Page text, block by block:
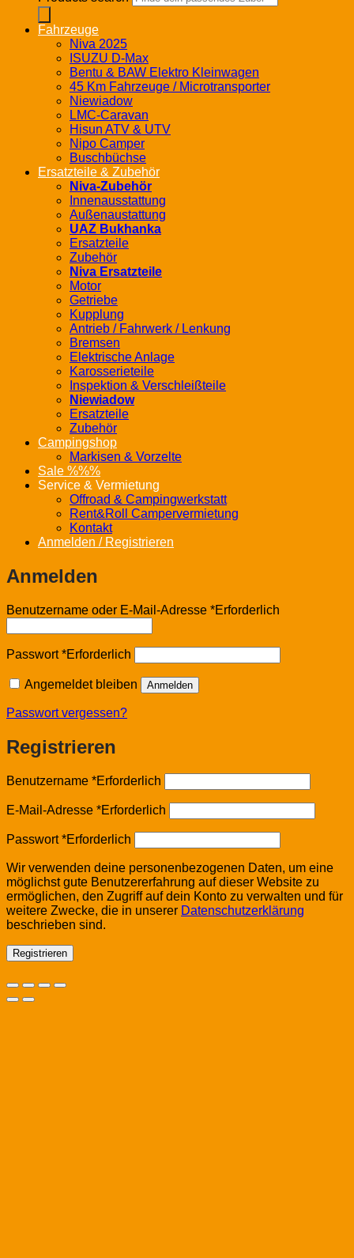
Fahrzeuge
Niva 2025
ISUZU D-Max
Bentu & BAW Elektro Kleinwagen
45 Km Fahrzeuge / Microtransporter
Niewiadow
LMC-Caravan
Hisun ATV & UTV
Nipo Camper
Buschbüchse
Ersatzteile & Zubehör
Niva-Zubehör
Innenausstattung
Außenaustattung
UAZ Bukhanka
Ersatzteile
Zubehör
Niva Ersatzteile
Motor
Getriebe
Kupplung
Antrieb / Fahrwerk / Lenkung
Bremsen
Elektrische Anlage
Karosserieteile
Inspektion & Verschleißteile
Niewiadow
Ersatzteile
Zubehör
Campingshop
Markisen & Vorzelte
Sale %%%
Service & Vermietung
Offroad & Campingwerkstatt
Rent&Roll Campervermietung
Kontakt
Anmelden / Registrieren
Anmelden
Benutzername oder E-Mail-Adresse *Erforderlich
Passwort*Erforderlich
Angemeldet bleiben Anmelden
Passwort vergessen?
Registrieren
Benutzername *Erforderlich
E-Mail-Adresse *Erforderlich
Passwort*Erforderlich
Wir verwenden deine personenbezogenen Daten, um eine
möglichst gute Benutzererfahrung auf dieser Website zu
ermöglichen, den Zugriff auf dein Konto zu verwalten und für
weitere Zwecke, die in unserer Datenschutzerklärung
beschrieben sind.
Registrieren